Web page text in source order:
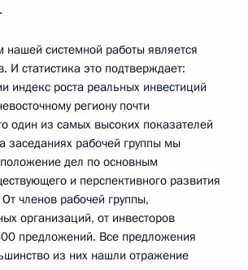
системной работы является
И статистика это подтверждает:
индекс роста реальных инвестиций
региону почти
один из самых высоких показателей
заседаниях рабочей группы мы
дел по основным
и перспективного развития
членов рабочей группы,
организаций, от инвесторов
предложений. Все предложения
из них нашли отражение